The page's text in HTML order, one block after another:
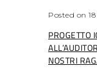
Posted on
PROGETTO
NOSTRI